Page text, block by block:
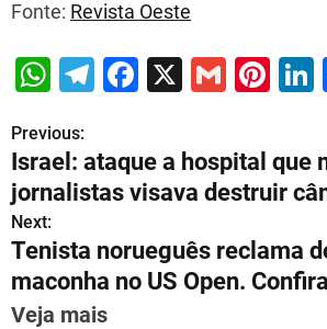
Fonte: Revista Oeste
W
at
s
A
p
p
T
e
gr
a
m
F
e
b
o
o
X
G
ai
l
Pi
e
st
P
o
s
t
n
Previous:
Israel: ataque a hospital que
jornalistas visava destruir
Next:
Tenista norueguês reclama
maconha no US Open. Confira
Veja mais